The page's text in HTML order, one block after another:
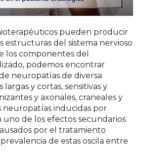
pueden producir
estructuras del sistema nervioso
los componentes del
podemos encontrar
neuropatías de diversa
largas y cortas, sensitivas y
y axonales, craneales y
neuropatías inducidas por
uno de los efectos secundarios
por el tratamiento
de estas oscila entre